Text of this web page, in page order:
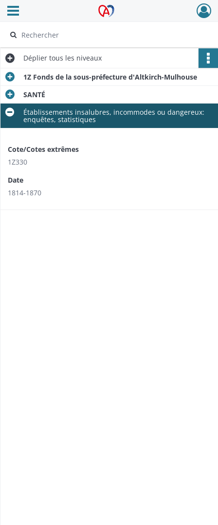
Archives Alsace - Colmar
Ouvrir le menu déroulant
Déplier tous les niveaux
1Z Fonds de la sous-préfecture d'Altkirch-Mulhouse
SANTÉ
Établissements insalubres, incommodes ou dangereux:
enquêtes, statistiques
Cote/Cotes extrêmes
1Z330
Date
1814-1870